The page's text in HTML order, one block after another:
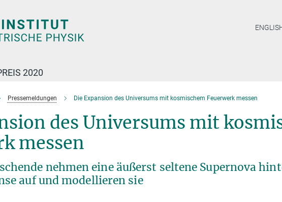
2020
Pressemeldungen Die Expansion des Universums mit kosmischem Feuerwerk messen
des Universums mit
messen
nehmen eine äußerst seltene Supernova
auf und modellieren sie